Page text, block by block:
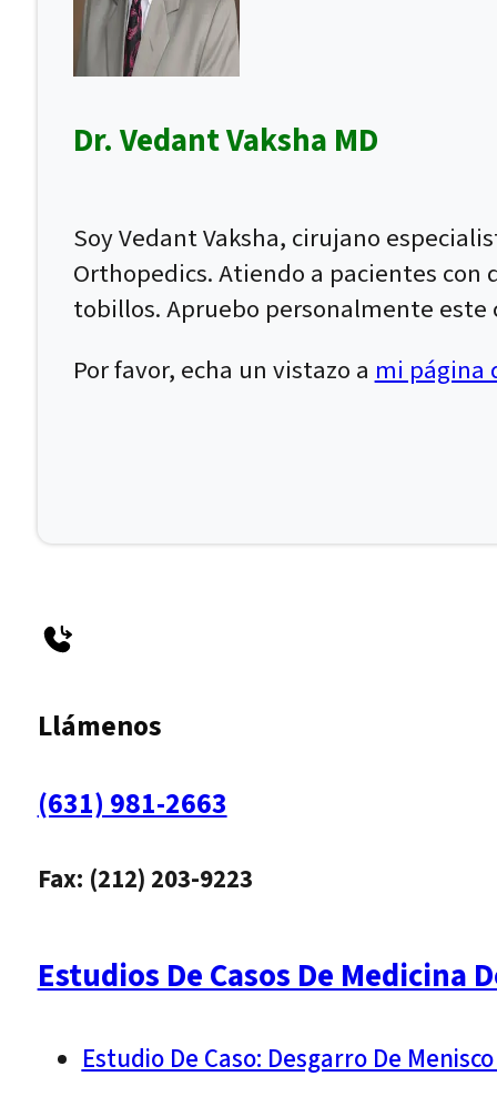
Dr. Vedant Vaksha MD
Soy Vedant Vaksha, cirujano
Orthopedics. Atiendo a pacientes con
tobillos. Apruebo personalmente
Por favor, echa un vistazo a mi página
Llámenos
(631) 981-2663
Fax: (212) 203-9223
Estudios De Casos De Medicina
Estudio De Caso: Desgarro De